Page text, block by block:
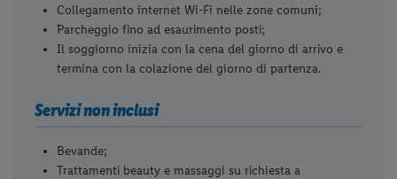
Collegamento internet Wi-Fi nelle zone comuni;
Parcheggio fino ad esaurimento posti;
Il soggiorno inizia con la cena del giorno di arrivo e
termina con la colazione del giorno di partenza.
Servizi non inclusi
Bevande;
Trattamenti beauty e massaggi su richiesta a